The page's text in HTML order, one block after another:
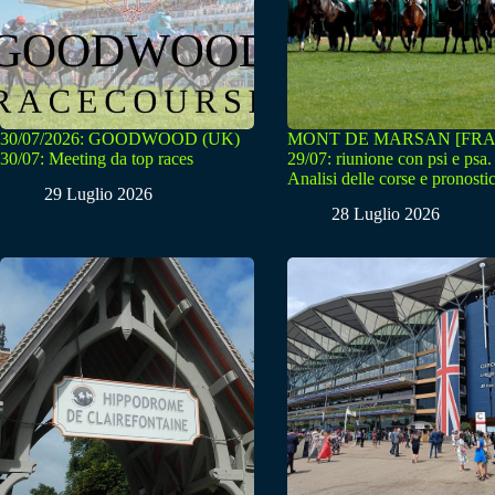
30/07/2026: GOODWOOD (UK)
30/07: Meeting da top races
29 Luglio 2026
MONT DE MARSAN
29/07: riunione con psi e psa.
Analisi delle corse e
28 Luglio 2026